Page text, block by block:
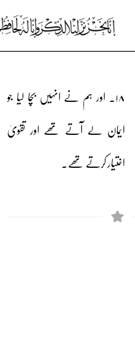
۱۸۔ اور ہم نے انہیں بچا لیا جو
ایمان لے آتے تھے اور تقویٰ
اختیار کرتے تھے۔